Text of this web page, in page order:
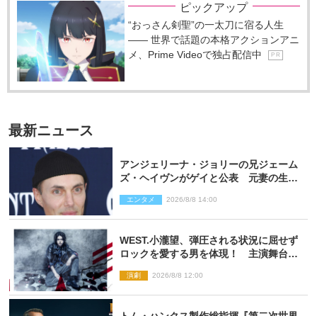
ピックアップ
“おっさん剣聖”の一太刀に宿る人生
―― 世界で話題の本格アクションアニ
メ、Prime Videoで独占配信中
P R
最新ニュース
アンジェリーナ・ジョリーの兄ジェーム
ズ・ヘイヴンがゲイと公表 元妻の生配
エンタメ 2026/8/8 14:00
WEST.小瀧望、弾圧される状況に屈せず
ロックを愛する男を体現！ 主演舞台
演劇 2026/8/8 12:00